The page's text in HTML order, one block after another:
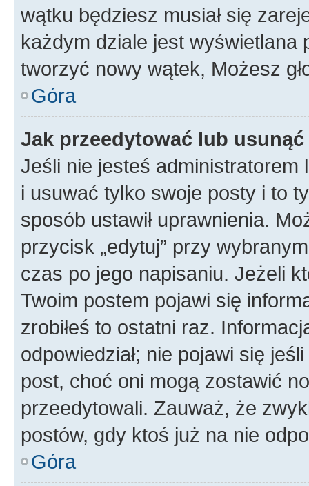
wątku będziesz musiał się
każdym dziale jest wyświetlana
tworzyć nowy wątek, Możesz
Góra
Jak przeedytować lub
Jeśli nie jesteś
i usuwać tylko swoje posty i to
sposób ustawił uprawnienia.
przycisk „edytuj” przy
czas po jego napisaniu. Jeżeli
Twoim postem pojawi się
zrobiłeś to ostatni raz.
odpowiedział; nie pojawi się
post, choć oni mogą zostawić
przeedytowali. Zauważ, że
postów, gdy ktoś już na nie
Góra